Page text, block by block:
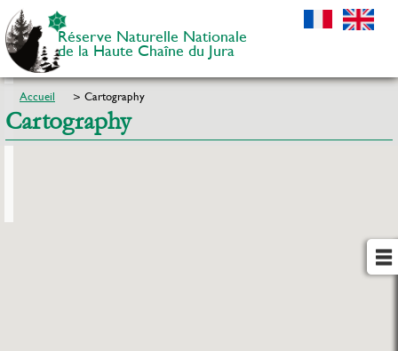
Réserve Naturelle Nationale
de la Haute Chaîne du Jura
Accueil Cartography
Cartography